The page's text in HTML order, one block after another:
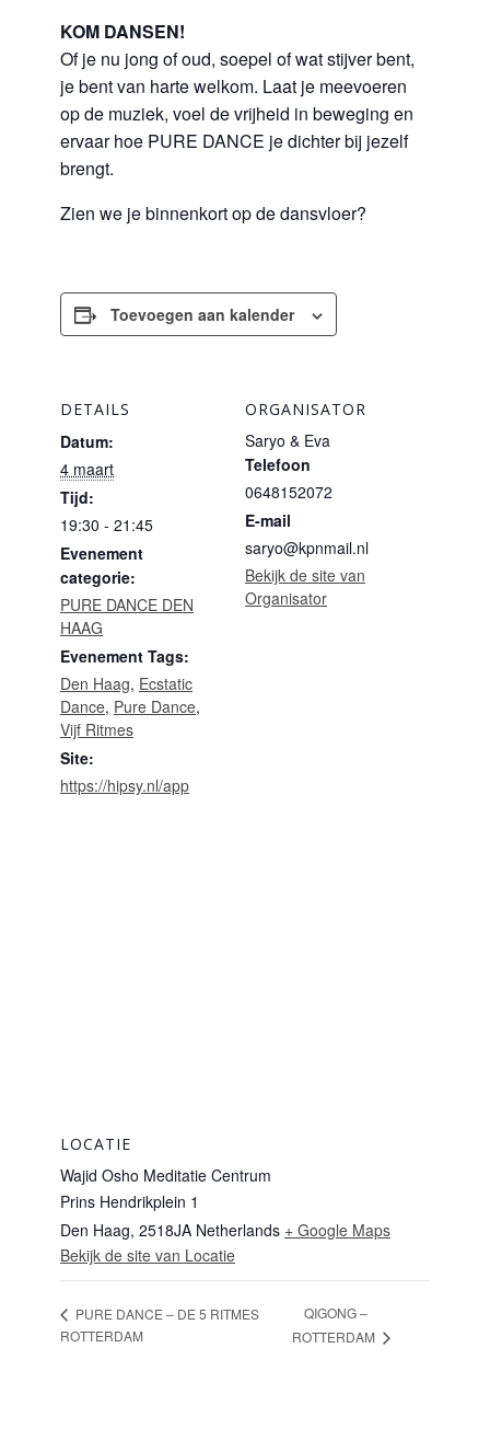
KOM DANSEN!
Of je nu jong of oud, soepel of wat stijver bent,
je bent van harte welkom. Laat je meevoeren
op de muziek, voel de vrijheid in beweging en
ervaar hoe PURE DANCE je dichter bij jezelf
brengt.
Zien we je binnenkort op de dansvloer?
Toevoegen aan kalender
DETAILS
Datum:
4 maart
Tijd:
19:30 - 21:45
Evenement
categorie:
PURE DANCE DEN
HAAG
Evenement Tags:
Den Haag, Ecstatic
Dance, Pure Dance,
Vijf Ritmes
Site:
https://hipsy.nl/app
ORGANISATOR
Saryo & Eva
Telefoon
0648152072
E-mail
saryo@kpnmail.nl
Bekijk de site van
Organisator
LOCATIE
Wajid Osho Meditatie Centrum
Prins Hendrikplein 1
Den Haag, 2518JA Netherlands + Google Maps
Bekijk de site van Locatie
PURE DANCE – DE 5 RITMES
ROTTERDAM
QIGONG –
ROTTERDAM